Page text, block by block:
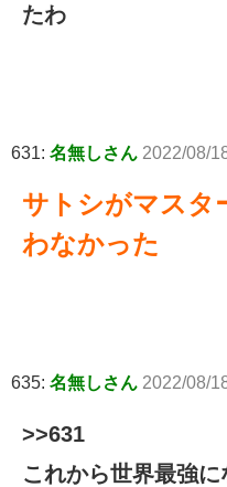
たわ
631: 名無しさん 2022/08/
サトシがマスタ
わなかった
635: 名無しさん 2022/08/
>>631
これから世界最強